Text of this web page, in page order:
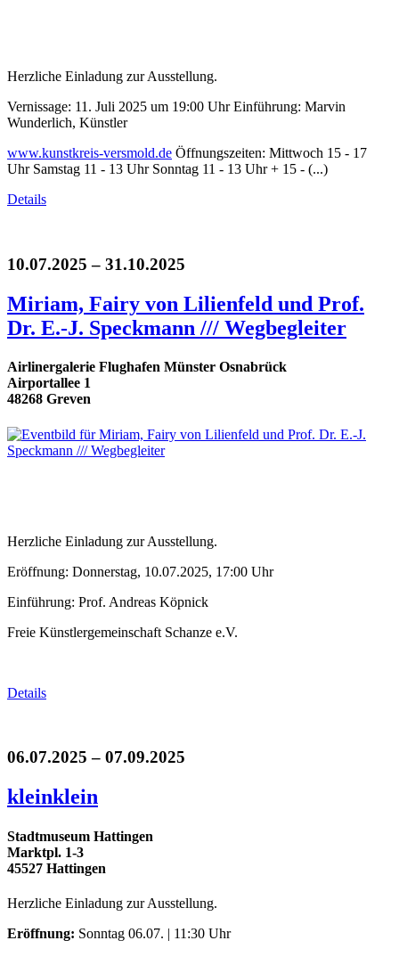
Herzliche Einladung zur Ausstellung.
Vernissage: 11. Juli 2025 um 19:00 Uhr Einführung: Marvin
Wunderlich, Künstler
www.kunstkreis-versmold.de Öffnungszeiten: Mittwoch 15 - 17
Uhr Samstag 11 - 13 Uhr Sonntag 11 - 13 Uhr + 15 - (...)
Details
10.07.2025 – 31.10.2025
Miriam, Fairy von Lilienfeld und Prof.
Dr. E.-J. Speckmann /// Wegbegleiter
Airlinergalerie Flughafen Münster Osnabrück
Airportallee 1
48268 Greven
Herzliche Einladung zur Ausstellung.
Eröffnung: Donnerstag, 10.07.2025, 17:00 Uhr
Einführung: Prof. Andreas Köpnick
Freie Künstlergemeinschaft Schanze e.V.
Details
06.07.2025 – 07.09.2025
kleinklein
Stadtmuseum Hattingen
Marktpl. 1-3
45527 Hattingen
Herzliche Einladung zur Ausstellung.
Eröffnung: Sonntag 06.07. | 11:30 Uhr